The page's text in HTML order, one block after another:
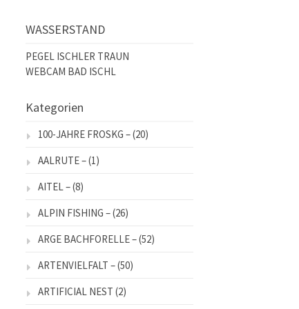
WASSERSTAND
PEGEL ISCHLER TRAUN
WEBCAM BAD ISCHL
Kategorien
100-JAHRE FROSKG –(20)
AALRUTE –(1)
AITEL –(8)
ALPIN FISHING –(26)
ARGE BACHFORELLE –(52)
ARTENVIELFALT –(50)
ARTIFICIAL NEST (2)